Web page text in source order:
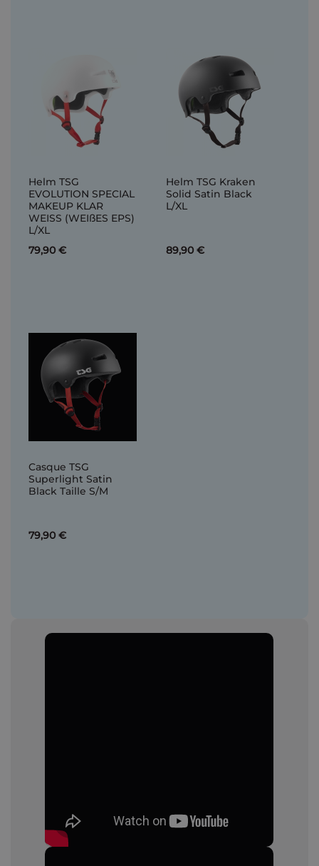
Helm TSG
EVOLUTION SPECIAL
MAKEUP KLAR
WEISS (WEIßES EPS)
L/XL
79,90 €
Helm TSG Kraken
Solid Satin Black
L/XL
89,90 €
Casque TSG
Superlight Satin
Black Taille S/M
79,90 €